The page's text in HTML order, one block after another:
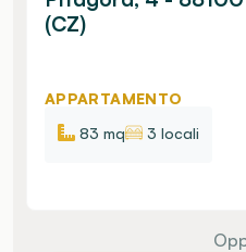
(CZ)
APPARTAMENTO
83 mq
3 locali